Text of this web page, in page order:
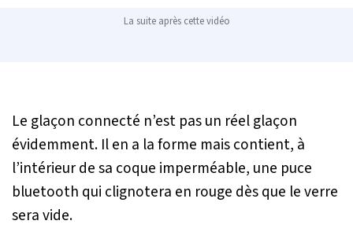
La suite après cette vidéo
Le glaçon connecté n’est pas un réel glaçon
évidemment. Il en a la forme mais contient, à
l’intérieur de sa coque imperméable, une puce
bluetooth qui clignotera en rouge dès que le verre
sera vide.